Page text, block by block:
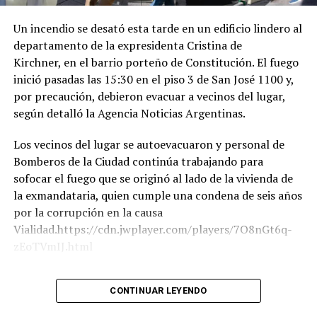
ceremonia de juramentación y toma de posesión del
presidente colombiano electo.
Finalmente, a la madrugada de la Argentina, partía el
vuelo presidencial desde Santiago de Cali con destino a
Buenos Aires.
Un incendio se desató esta tarde en un edificio lindero al
departamento de la expresidenta Cristina de
Kirchner, en el barrio porteño de Constitución. El fuego
inició pasadas las 15:30 en el piso 3 de San José 1100 y,
por precaución, debieron evacuar a vecinos del lugar,
según detalló la Agencia Noticias Argentinas.
Los vecinos del lugar se autoevacuaron y personal de
Bomberos de la Ciudad continúa trabajando para
sofocar el fuego que se originó al lado de la vivienda de
la exmandataria, quien cumple una condena de seis años
por la corrupción en la causa
Vialidad.https://cdn.jwplayer.com/players/7O8nGt6q-
zEoTVmIJ.html
Según trascendió, dos pacientes mayores de edad fueron
derivados al Hospital Penna por inhalación de humo. Por
CONTINUAR LEYENDO